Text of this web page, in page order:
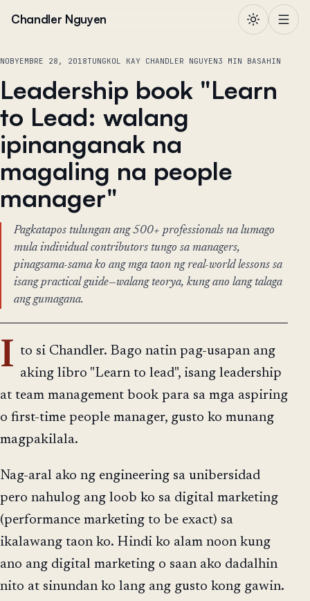
Chandler Nguyen
NOBYEMBRE 28, 2018TUNGKOL KAY CHANDLER NGUYEN3 MIN BASAHIN
Leadership book "Learn
to Lead: walang
ipinanganak na
magaling na people
manager"
Pagkatapos tulungan ang 500+ professionals na lumago
mula individual contributors tungo sa managers,
pinagsama-sama ko ang mga taon ng real-world lessons sa
isang practical guide—walang teorya, kung ano lang talaga
ang gumagana.
I to si Chandler. Bago natin pag-usapan ang
aking libro "Learn to lead", isang leadership
at team management book para sa mga aspiring
o first-time people manager, gusto ko munang
magpakilala.
Nag-aral ako ng engineering sa unibersidad
pero nahulog ang loob ko sa digital marketing
(performance marketing to be exact) sa
ikalawang taon ko. Hindi ko alam noon kung
ano ang digital marketing o saan ako dadalhin
nito at sinundan ko lang ang gusto kong gawin.